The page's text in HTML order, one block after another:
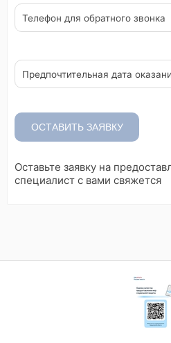
е
л
о
в
,
е
с
л
и
т
т
о
Телефон для обратного звонка
Предпочтительная дата
ОСТАВИТЬ ЗАЯВКУ
Оставьте заявку на
специалист с вами свяжется